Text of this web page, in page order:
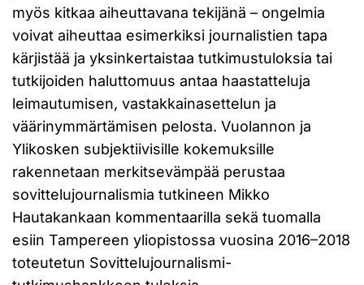
myös kitkaa aiheuttavana tekijänä – ongelmia
voivat aiheuttaa esimerkiksi journalistien tapa
kärjistää ja yksinkertaistaa tutkimustuloksia tai
tutkijoiden haluttomuus antaa haastatteluja
leimautumisen, vastakkainasettelun ja
väärinymmärtämisen pelosta. Vuolannon ja
Ylikosken subjektiivisille kokemuksille
rakennetaan merkitsevämpää perustaa
sovittelujournalismia tutkineen Mikko
Hautakankaan kommentaarilla sekä tuomalla
esiin Tampereen yliopistossa vuosina 2016–2018
toteutetun Sovittelujournalismi-